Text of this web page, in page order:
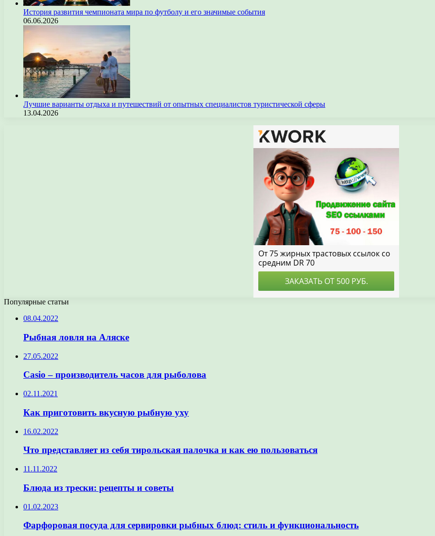
История развития чемпионата мира по футболу и его значимые события
06.06.2026
Лучшие варианты отдыха и путешествий от опытных специалистов туристической сферы
13.04.2026
Популярные статьи
08.04.2022
Рыбная ловля на Аляске
27.05.2022
Casio – производитель часов для рыболова
02.11.2021
Как приготовить вкусную рыбную уху
16.02.2022
Что представляет из себя тирольская палочка и как ею пользоваться
11.11.2022
Блюда из трески: рецепты и советы
01.02.2023
Фарфоровая посуда для сервировки рыбных блюд: стиль и функциональность